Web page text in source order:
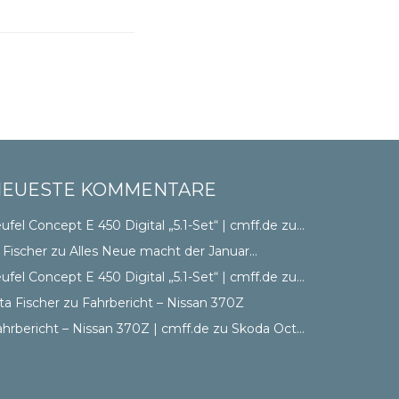
KOMMENTARE
Concept E 450 Digital „5.1-Set“ | cmff.de zu OnVista CSS
Fischerzu Alles Neue macht der Januar…
Concept E 450 Digital „5.1-Set“ | cmff.de zu OnVista CSS
Fischerzu Fahrbericht – Nissan 370Z
– Nissan 370Z | cmff.de zu Skoda Octavia III – Erster Eindruck